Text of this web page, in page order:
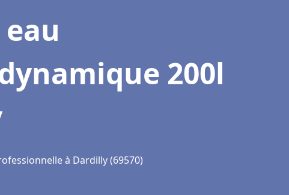
200l
à Dardilly (69570)